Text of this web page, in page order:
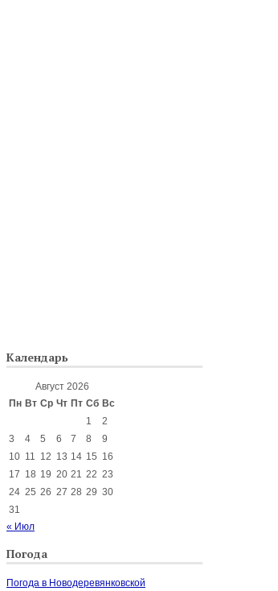
Календарь
Август 2026
Пн Вт Ср Чт Пт Сб Вс
1
2
3
4 5 6 7 8
9
10 11 12 13 14 15 16
17 18 19 20 21 22 23
24 25 26 27 28 29 30
31
« Июл
Погода
Погода в Новодеревянковской